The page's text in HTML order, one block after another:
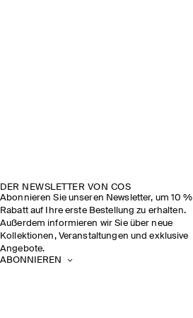
DER NEWSLETTER VON COS
Abonnieren Sie unseren Newsletter, um 10 %
Rabatt auf Ihre erste Bestellung zu erhalten.
Außerdem informieren wir Sie über neue
Kollektionen, Veranstaltungen und exklusive
Angebote.
ABONNIEREN